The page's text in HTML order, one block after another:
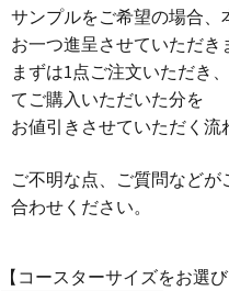
サンプルをご希望の場合、
お一つ進呈させていただき
まずは1点ご注文いただき
てご購入いただいた分を
お値引きさせていただく流
ご不明な点、ご質問など
合わせください。
【コースターサイズをお選び